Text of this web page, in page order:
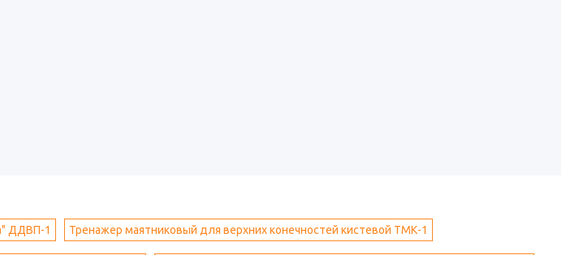
ДДВП-1 Тренажер маятниковый для верхних конечностей кистевой ТМК-1